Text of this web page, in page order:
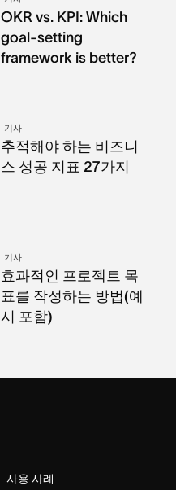
OKR vs. KPI: Which
goal-setting
framework is better?
기사
추적해야 하는 비즈니
스 성공 지표 27가지
기사
효과적인 프로젝트 목
표를 작성하는 방법(예
시 포함)
사용 사례